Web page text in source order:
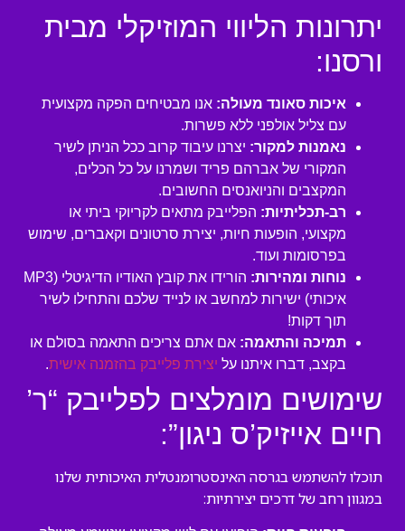
יתרונות הליווי המוזיקלי מבית
ורסנו:
איכות סאונד מעולה: אנו מבטיחים הפקה מקצועית
עם צליל אולפני ללא פשרות.
נאמנות למקור: יצרנו עיבוד קרוב ככל הניתן לשיר
המקורי של אברהם פריד ושמרנו על כל הכלים,
המקצבים והניואנסים החשובים.
רב-תכליתיות: הפלייבק מתאים לקריוקי ביתי או
מקצועי, הופעות חיות, יצירת סרטונים וקאברים, שימוש
בפרסומות ועוד.
נוחות ומהירות:
הורידו את קובץ האודיו הדיגיטלי (MP3
איכותי) ישירות למחשב או לנייד שלכם והתחילו לשיר
תוך דקות!
תמיכה והתאמה: אם אתם צריכים התאמה בסולם או
בקצב, דברו איתנו על יצירת פלייבק בהזמנה אישית.
שימושים מומלצים לפלייבק “ר’
חיים אייזיק’ס ניגון”:
תוכלו להשתמש בגרסה האינסטרומנטלית האיכותית שלנו
במגוון רחב של דרכים יצירתיות: